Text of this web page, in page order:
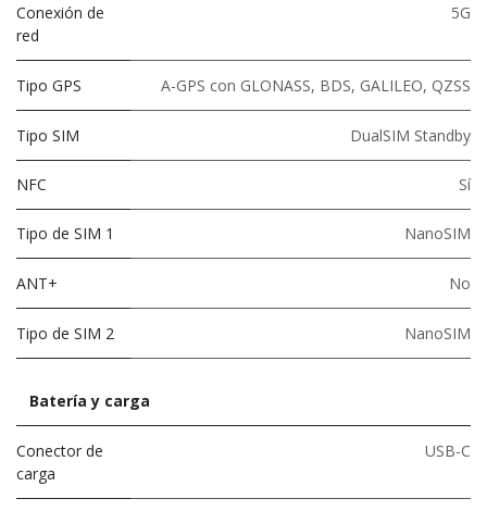
Conexión de
red
5G
Tipo GPS A-GPS con GLONASS, BDS, GALILEO, QZSS
Tipo SIM DualSIM Standby
NFC Sí
Tipo de SIM 1 NanoSIM
ANT+ No
Tipo de SIM 2 NanoSIM
Batería y carga
Conector de
carga
USB-C